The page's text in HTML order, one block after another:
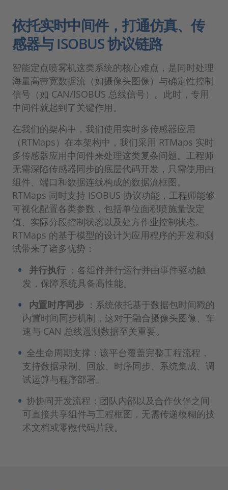
依托实时中间件，打通仿真、传
感器与 ISOBUS 协议链路
智能定点喷雾机这类系统的核心难点，是同时处理
海量高带宽数据流（如摄像头图像）与确定性控制
信号（如 CAN/ISOBUS 总线信号）。此时，专用
中间件就起到了关键作用。
在我们的架构中，我们使用实时多传感器应用
（RTMaps）在本架构中，我们采用 RTMaps 实时
多传感器应用中间件来处理这类复杂问题。工程师
无需深陷传感器同步的底层代码开发，只需使用由
组件、端口和数据连线构成的数据流框图。
RTMaps 同时支持 ISOBUS 协议功能，工程师能够
可视化配置各类参数，包括单位面积喷施量设定
值、实际分段控制状态以及处方作业控制状态。
RTMaps 的基于模型的设计为应用程序的开发和测
试带来了诸多优势：
并行执行 ：各组件并行运行并由事件驱动触
发，保障系统具备高性能。
内置时序同步 ：系统依托基于数据包时间戳的
内置时间同步机制，这对于融合摄像头图像、车
速与 CAN 总线遥测数据至关重要。
全生命周期支撑：该平台覆盖完整工程流程，
支持数据录制、回放、时序同步、系统集成、调
试运算与程序部署。
协协同开发流程：团队内部以及合作伙伴之间
可直接共享组件与工程框图，无需传递模糊的技
术文档或零散代码片段。